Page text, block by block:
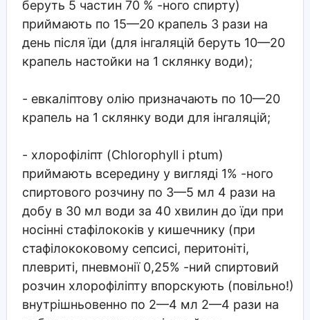
беруть 5 частин 70 % -ного спирту)
приймають по 15—20 крапель 3 рази на
день після їди (для інгаляцій беруть 10—20
крапель настойки на 1 склянку води);
- евкаліптову олію призначають по 10—20
крапель на 1 склянку води для інгаляцій;
- хлорофіліпт (Chlorophyll і ptum)
приймають всередину у вигляді 1% -ного
спиртового розчину по 3—5 мл 4 рази на
добу в 30 мл води за 40 хвилин до їди при
носінні стафілококів у кишечнику (при
стафілококовому сепсисі, перитоніті,
плевриті, пневмонії 0,25% -ний спиртовий
розчин хлорофіліпту впорскують (повільно!)
внутрішньовенно по 2—4 мл 2—4 рази на